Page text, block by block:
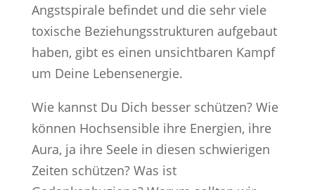
Angstspirale befindet und die sehr viele
toxische Beziehungsstrukturen aufgebaut
haben, gibt es einen unsichtbaren Kampf
um Deine Lebensenergie.
Wie kannst Du Dich besser schützen? Wie
können Hochsensible ihre Energien, ihre
Aura, ja ihre Seele in diesen schwierigen
Zeiten schützen? Was ist